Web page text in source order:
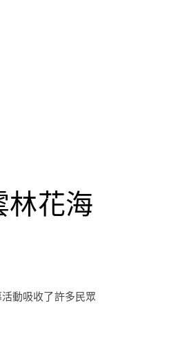
花海
動吸收了許多民眾